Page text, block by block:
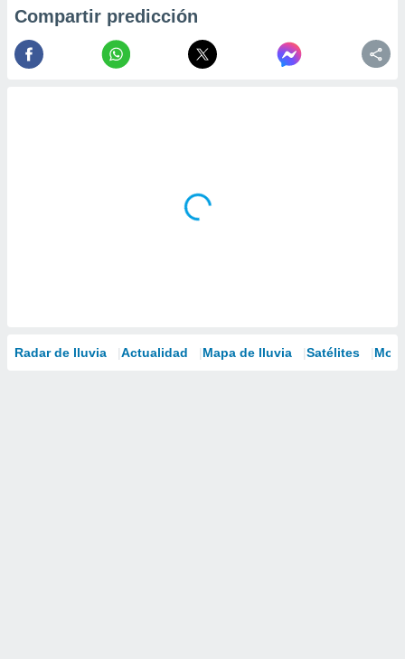
Compartir predicción
Radar de lluvia Actualidad Mapa de lluvia Satélites